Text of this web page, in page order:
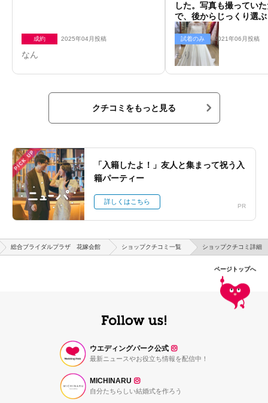
成約 2025年04月投稿
なん
した。写真も撮ってい
で、後からじっくり選
て良かったです。
試着のみ 2021年06月投稿
もり
クチコミをもっと見る
PICK UP
PR
「入籍したよ！」友人と集まって祝う入
籍パーティー
詳しくはこちら
総合ブライダルプラザ 花嫁会館 ショップクチコミ一覧 ショップクチコミ詳細
ページトップへ
ウエディングパーク公式
最新ニュースやお役立ち情報を配信中！
MICHINARU
自分たちらしい結婚式を作ろう